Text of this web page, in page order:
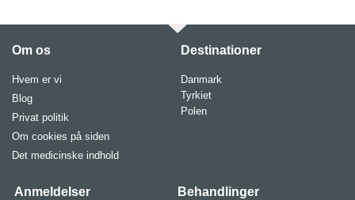
Om os
Hvem er vi
Blog
Privat politik
Om cookies på siden
Det medicinske indhold
Destinationer
Danmark
Tyrkiet
Polen
Anmeldelser Behandlinger